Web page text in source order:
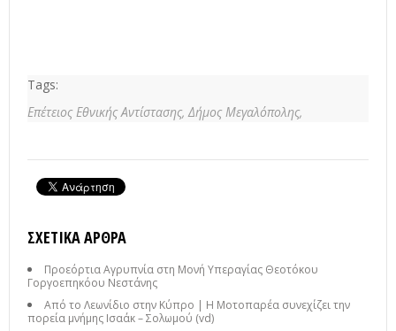
Tags:
Επέτειος Εθνικής Αντίστασης, Δήμος Μεγαλόπολης,
ΣΧΕΤΙΚΆ ΆΡΘΡΑ
Προεόρτια Αγρυπνία στη Μονή Υπεραγίας Θεοτόκου
Γοργοεπηκόου Νεστάνης
Από το Λεωνίδιο στην Κύπρο | Η Μοτοπαρέα συνεχίζει την
πορεία μνήμης Ισαάκ – Σολωμού (vd)